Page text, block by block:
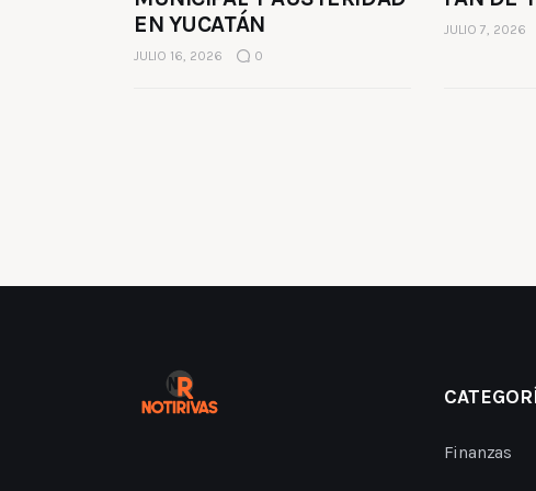
EN YUCATÁN
JULIO 16, 2026 0
JULIO 7, 2026
Finanzas